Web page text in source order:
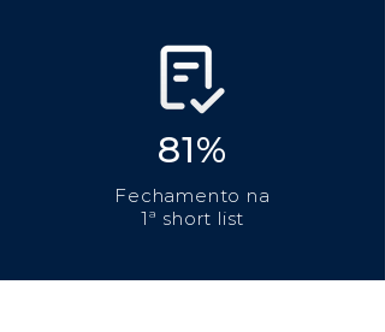
81%
Fechamento na
1ª short list